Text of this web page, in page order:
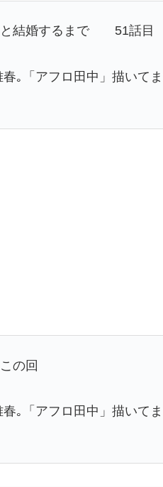
と結婚するまで 51話
｡「アフロ田中」描いて
の回
｡「アフロ田中」描いて